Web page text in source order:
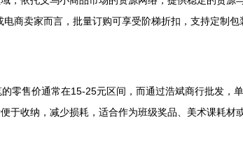
商卖家而言，批量订购可享受阶梯折扣，支持定制包
零售价通常在15-25元区间，而通过浩斌商行批发
于收纳，减少损耗，适合作为班级奖品、美术课耗材